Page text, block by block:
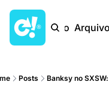
Início Arquivo
Posts Banksy no